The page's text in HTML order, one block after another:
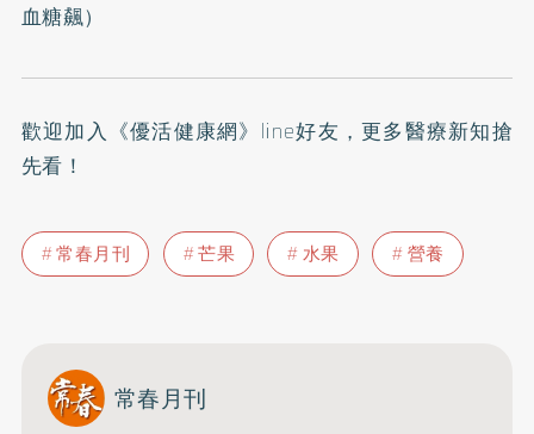
血糖飆）
歡迎加入 《優活健康網》line好友 ，更多醫療新知搶
先看！
常春月刊 芒果 水果 營養
常春月刊